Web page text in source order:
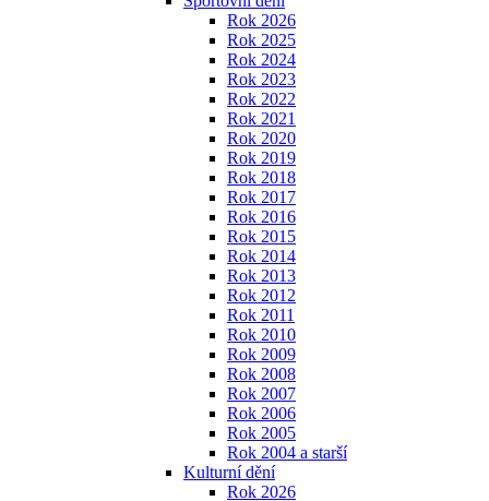
Rok 2026
Rok 2025
Rok 2024
Rok 2023
Rok 2022
Rok 2021
Rok 2020
Rok 2019
Rok 2018
Rok 2017
Rok 2016
Rok 2015
Rok 2014
Rok 2013
Rok 2012
Rok 2011
Rok 2010
Rok 2009
Rok 2008
Rok 2007
Rok 2006
Rok 2005
Rok 2004 a starší
Kulturní dění
Rok 2026